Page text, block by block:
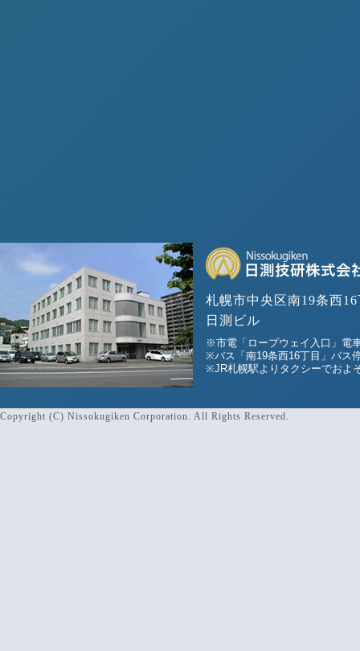
札幌市中央区南19条西
日測ビル
※市電「ロープウェイ入口」電
※バス「南19条西16丁目」バス
※JR札幌駅よりタクシーでおよ
Copyright (C) Nissokugiken Corporation. All Rights Reserved.